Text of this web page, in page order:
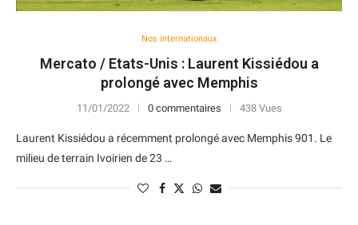
Nos internationaux
Mercato / Etats-Unis : Laurent Kissiédou a
prolongé avec Memphis
11/01/2022 0 commentaires 438 Vues
Laurent Kissiédou a récemment prolongé avec Memphis 901. Le
milieu de terrain Ivoirien de 23 …